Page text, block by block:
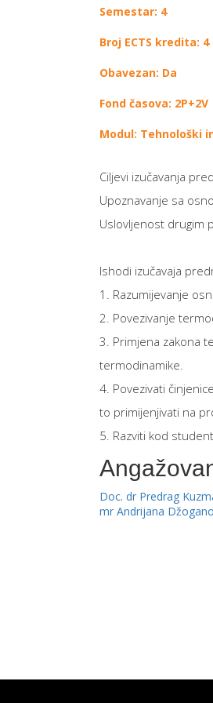
Semestar: 4
Broj ECTS kredita: 4
Obavezan: Da
Fond časova: 2P+2V
Modul: Tehnološki
Ciljevi izučavanja
Upoznavanje sa
Uslovljenost drugim
Ishodi izučavaja
1. Razumijevanje
2. Povezivanje
3. Primjena zakona
termodinamike.
4. Povezivati
to primijenjivati na
5. Razviti kod
Doc. dr Predrag
mr Andrijana